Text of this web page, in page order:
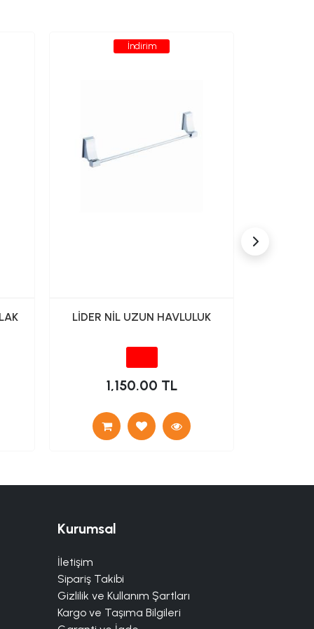
İndirim
LİDER NİL UZUN HAVLULUK
1,150.00 TL
Kurumsal
İletişim
Sipariş Takibi
Gizlilik ve Kullanım Şartları
Kargo ve Taşıma Bilgileri